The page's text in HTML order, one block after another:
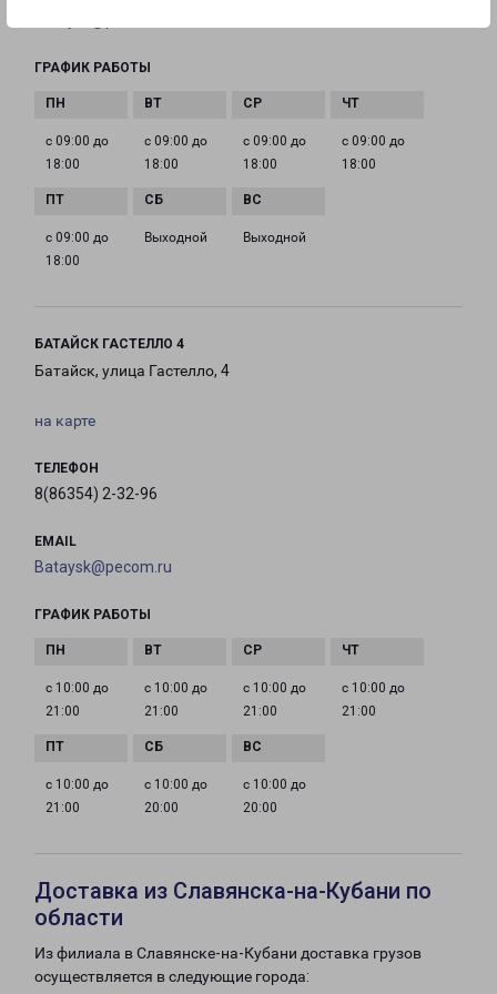
ГРАФИК РАБОТЫ
с 09:00 до
18:00
с 09:00 до
18:00
с 09:00 до
18:00
с 09:00 до
18:00
с 09:00 до
18:00
Выходной Выходной
БАТАЙСК ГАСТЕЛЛО 4
Батайск, улица Гастелло, 4
на карте
ТЕЛЕФОН
8(86354) 2-32-96
EMAIL
Bataysk@pecom.ru
ГРАФИК РАБОТЫ
с 10:00 до
21:00
с 10:00 до
21:00
с 10:00 до
21:00
с 10:00 до
21:00
с 10:00 до
21:00
с 10:00 до
20:00
с 10:00 до
20:00
Доставка из Славянска-на-Кубани по
области
Из филиала в Славянске-на-Кубани доставка грузов
осуществляется в следующие города: